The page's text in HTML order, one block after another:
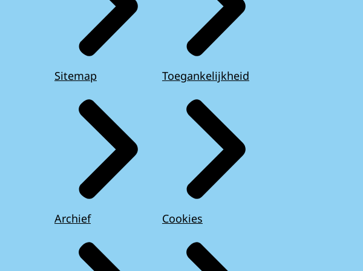
Sitemap
Archief
Toegankelijkheid
Cookies